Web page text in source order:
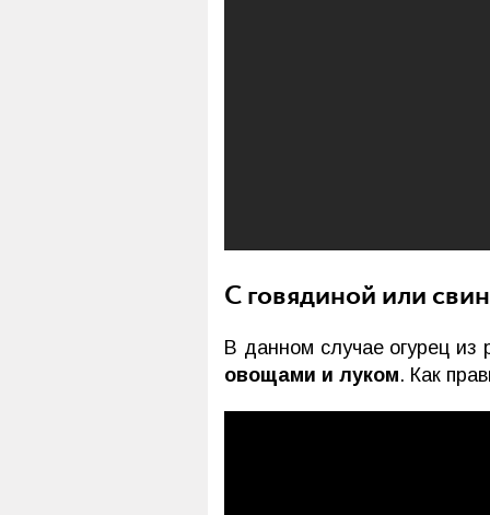
С говядиной или
В данном случае огурец из
овощами и луком. Как